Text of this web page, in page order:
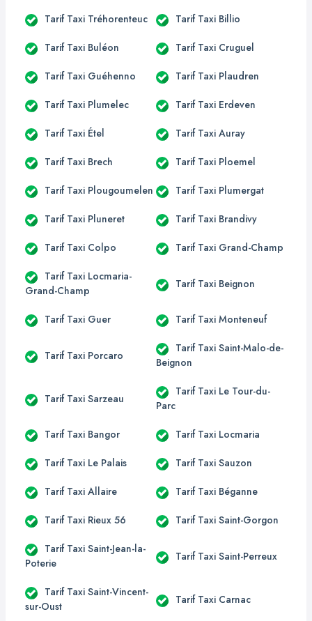
Tarif Taxi Tréhorenteuc Tarif Taxi Billio
Tarif Taxi Buléon Tarif Taxi Cruguel
Tarif Taxi Guéhenno Tarif Taxi Plaudren
Tarif Taxi Plumelec Tarif Taxi Erdeven
Tarif Taxi Étel Tarif Taxi Auray
Tarif Taxi Brech Tarif Taxi Ploemel
Tarif Taxi Plougoumelen Tarif Taxi Plumergat
Tarif Taxi Pluneret Tarif Taxi Brandivy
Tarif Taxi Colpo Tarif Taxi Grand-Champ
Tarif Taxi Locmaria-
Grand-Champ
Tarif Taxi Beignon
Tarif Taxi Guer Tarif Taxi Monteneuf
Tarif Taxi Porcaro
Tarif Taxi Saint-Malo-de-
Beignon
Tarif Taxi Sarzeau
Tarif Taxi Le Tour-du-
Parc
Tarif Taxi Bangor Tarif Taxi Locmaria
Tarif Taxi Le Palais Tarif Taxi Sauzon
Tarif Taxi Allaire Tarif Taxi Béganne
Tarif Taxi Rieux 56 Tarif Taxi Saint-Gorgon
Tarif Taxi Saint-Jean-la-
Poterie
Tarif Taxi Saint-Perreux
Tarif Taxi Saint-Vincent-
sur-Oust
Tarif Taxi Carnac